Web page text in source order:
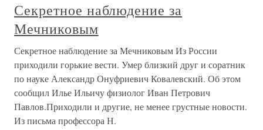
Секретное наблюдение за
Мечниковым
Секретное наблюдение за Мечниковым Из России
приходили горькие вести. Умер близкий друг и соратник
по науке Александр Онуфриевич Ковалевский. Об этом
сообщил Илье Ильичу физиолог Иван Петрович
Павлов.Приходили и другие, не менее грустные новости.
Из письма профессора Н.